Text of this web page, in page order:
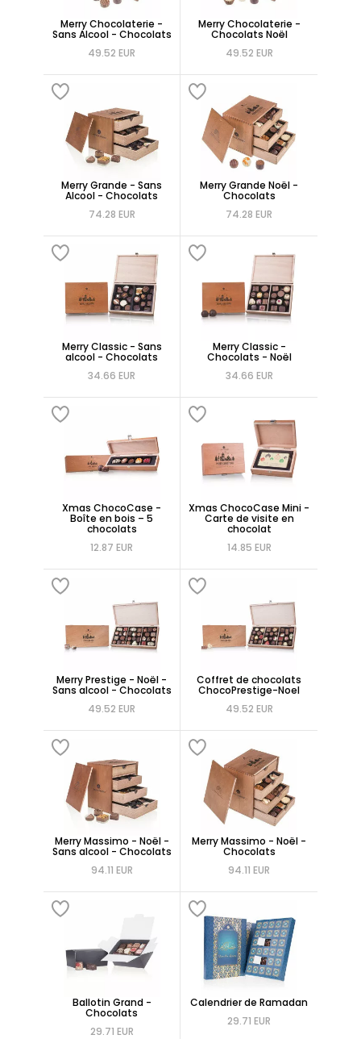
Merry Chocolaterie -
Sans Alcool - Chocolats
49.52 EUR
Merry Chocolaterie -
Chocolats Noël
49.52 EUR
Merry Grande - Sans
Alcool - Chocolats
74.28 EUR
Merry Grande Noël -
Chocolats
74.28 EUR
Merry Classic - Sans
alcool - Chocolats
34.66 EUR
Merry Classic -
Chocolats - Noël
34.66 EUR
Xmas ChocoCase -
Boîte en bois – 5
chocolats
12.87 EUR
Xmas ChocoCase Mini -
Carte de visite en
chocolat
14.85 EUR
Merry Prestige - Noël -
Sans alcool - Chocolats
49.52 EUR
Coffret de chocolats
ChocoPrestige-Noel
49.52 EUR
Merry Massimo - Noël -
Sans alcool - Chocolats
94.11 EUR
Merry Massimo - Noël -
Chocolats
94.11 EUR
Ballotin Grand -
Chocolats
29.71 EUR
Calendrier de Ramadan
29.71 EUR